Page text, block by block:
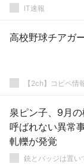
IT速報
高校野球チアガ
【2ch】コピペ情
泉ピン子、9月
呼ばれない異常
軋轢が発覚
銃とバッジは置い